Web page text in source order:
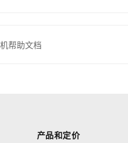
帮助文档